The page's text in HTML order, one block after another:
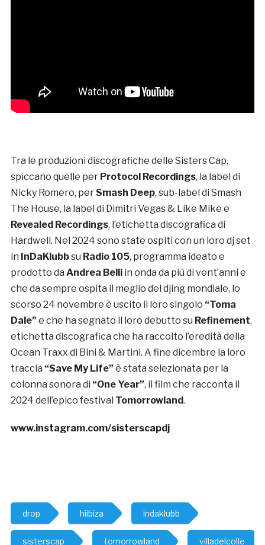
Tra le produzioni discografiche delle Sisters Cap,
spiccano quelle per Protocol Recordings, la label di
Nicky Romero, perSmash Deep, sub-label di Smash
The House, la label di Dimitri Vegas & Like Mike e
Revealed Recordings, l’etichetta discografica di
Hardwell. Nel 2024 sono state ospiti con un loro dj set
in InDaKlubbsu Radio 105, programma ideato e
prodotto da Andrea Belliin onda da più di vent’anni e
che da sempre ospita il meglio del djing mondiale, lo
scorso 24 novembre è uscito il loro singolo “Toma
Dale” e che ha segnato il loro debutto su Refinement,
etichetta discografica che ha raccolto l’eredità della
Ocean Traxx di Bini & Martini. A fine dicembre la loro
traccia “Save My Life” è stata selezionata per la
colonna sonora di “One Year”, il film che racconta il
2024 dell’epico festival Tomorrowland.
www.instagram.com/sisterscapdj
drop hiibiza indaklubb
sisterscap tomorrowland villadelcolle